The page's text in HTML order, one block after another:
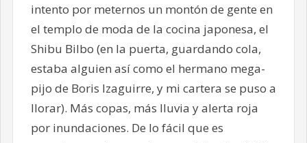
intento por meternos un montón de gente en
el templo de moda de la cocina japonesa, el
Shibu Bilbo (en la puerta, guardando cola,
estaba alguien así como el hermano mega-
pijo de Boris Izaguirre, y mi cartera se puso a
llorar). Más copas, más lluvia y alerta roja
por inundaciones. De lo fácil que es